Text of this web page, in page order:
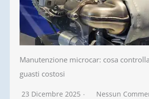
Manutenzione microcar: cosa
guasti costosi
23 Dicembre 2025 Nessun